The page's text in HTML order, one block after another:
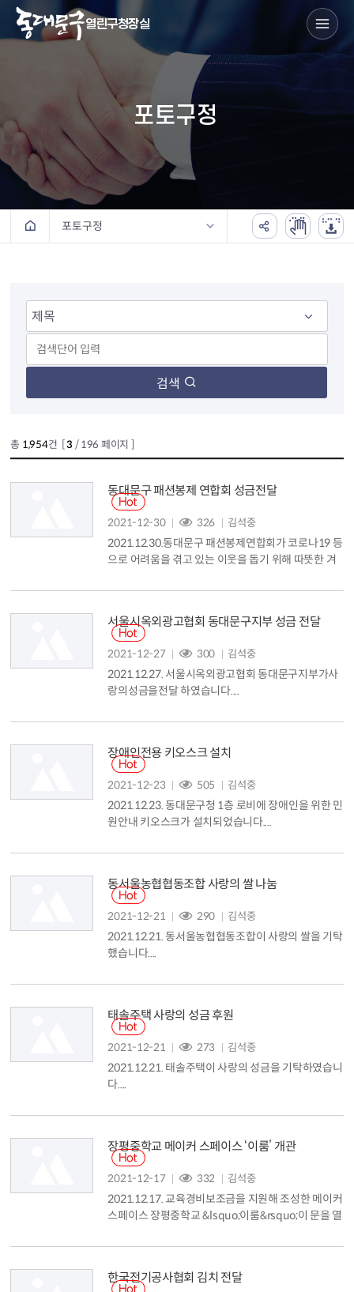
열린구청장실
포토구정
포토구정
검색
총 1,954건 [3 / 196 페이지 ]
동대문구 패션봉제 연합회 성금전달
2021-12-30 326 김석중
2021.12.30.동대문구 패션봉제연합회가 코로나19 등
으로 어려움을 겪고 있는 이웃을 돕기 위해 따뜻한 겨
구청장, 정인홍 동대문구 패션봉제연합회장 등이 참석
행됐습니다. 이날 전달된 성금은 총 500만 원 입니다.
대문구 패션봉제연합회는 지난해 4월 약 800만 원 상
당의 마스크를 제작 부해 환경공무관 및 관내 취약계
층에 지원했으며, 어려운 이웃이 춥고...
서울시옥외광고협회 동대문구지부 성금 전달
2021-12-27 300 김석중
2021.12.27. 서울시옥외광고협회 동대문구지부가사
랑의성금을전달 하였습니다....
장애인전용 키오스크 설치
2021-12-23 505 김석중
2021.12.23. 동대문구청 1층 로비에 장애인을 위한 민
원안내 키오스크가 설치되었습니다....
동서울농협협동조합 사랑의 쌀 나눔
2021-12-21 290 김석중
2021.12.21. 동서울농협협동조합이 사랑의 쌀을 기탁
했습니다....
태솔주택 사랑의 성금 후원
2021-12-21 273 김석중
2021.12.21. 태솔주택이 사랑의 성금을 기탁하였습니
다....
장평중학교 메이커 스페이스 ‘이룸’ 개관
2021-12-17 332 김석중
2021.12.17. 교육경비보조금을 지원해 조성한 메이커
스페이스 장평중학교 &lsquo;이룸&rsquo;이 문을 열
련 핵심 역량 교육을 아우르는 거점 센터를 마련하고
메이커 스페이스 구축 사업비로 1억3000만원을 지원
한국전기공사협회 김치 전달